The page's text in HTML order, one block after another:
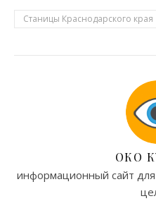
Станицы Краснодарского края
ОКО
информационный сайт